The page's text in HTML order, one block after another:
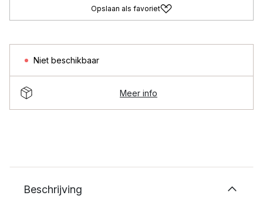
Opslaan als favoriet
Niet beschikbaar
Meer info
Beschrijving